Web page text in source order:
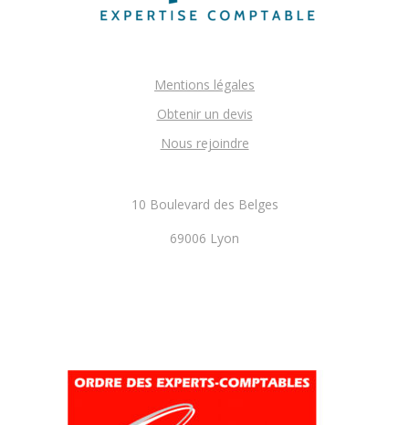
Mentions légales
Obtenir un devis
Nous rejoindre
10 Boulevard des Belges
69006 Lyon